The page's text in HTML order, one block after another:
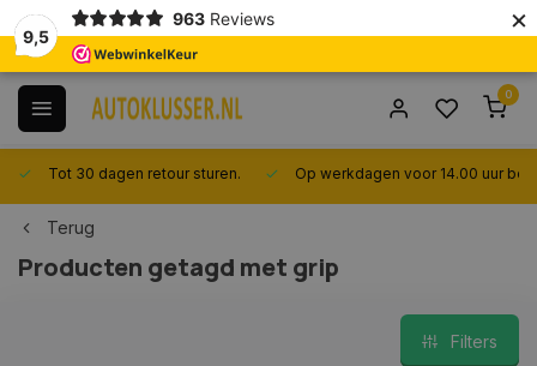
9,5
963 Reviews ×
0
Tot 30 dagen retour sturen. Op werkdagen voor 14.00 uur
Terug
Producten getagd met grip
Filters